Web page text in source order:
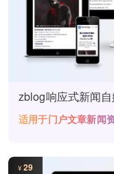
zblog响应式新闻
适用于门户文章新闻
¥29